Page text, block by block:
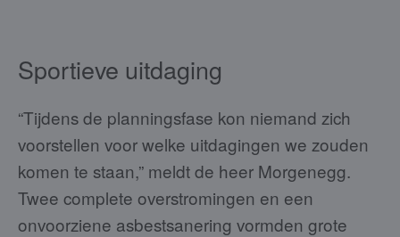
Sportieve uitdaging
“Tijdens de planningsfase kon niemand zich
voorstellen voor welke uitdagingen we zouden
komen te staan,” meldt de heer Morgenegg.
Twee complete overstromingen en een
onvoorziene asbestsanering vormden grote